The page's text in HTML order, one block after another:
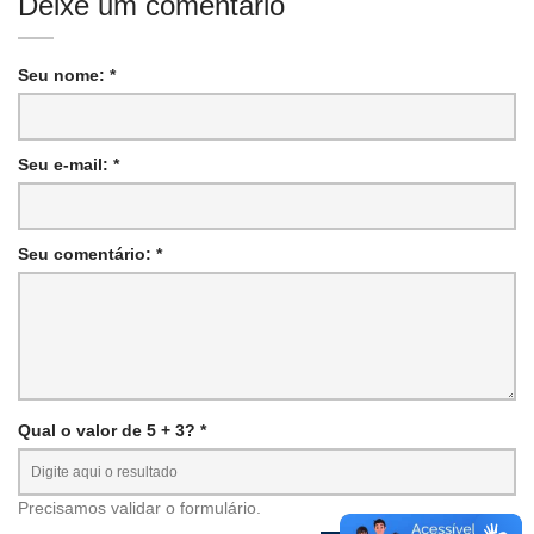
Seu nome: *
Seu e-mail: *
Seu comentário: *
Qual o valor de 5 + 3? *
Precisamos validar o formulário.